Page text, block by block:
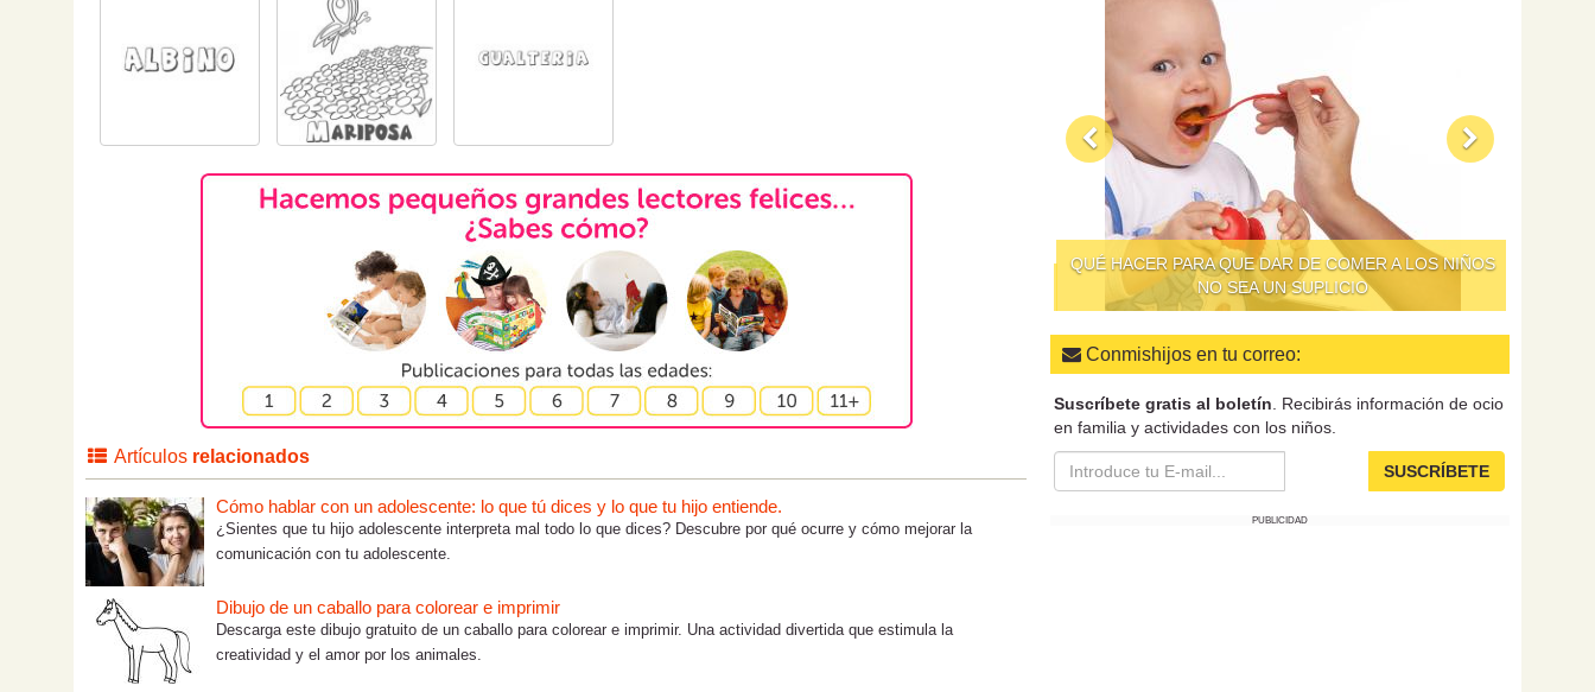
Artículos relacionados
Cómo hablar con un adolescente: lo que tú dices y lo que tu hijo entiende.
¿Sientes que tu hijo adolescente interpreta mal todo lo que dices? Descubre por qué ocurre y cómo mejorar la
comunicación con tu adolescente.
Dibujo de un caballo para colorear e imprimir
Descarga este dibujo gratuito de un caballo para colorear e imprimir. Una actividad divertida que estimula la
creatividad y el amor por los animales.
QUÉ HACER PARA QUE DAR DE COMER A LOS NIÑOS
NO SEA UN SUPLICIO
Conmishijos en tu correo:
Suscríbete gratis al boletín . Recibirás información de ocio
en familia y actividades con los niños.
SUSCRÍBETE
PUBLICIDAD